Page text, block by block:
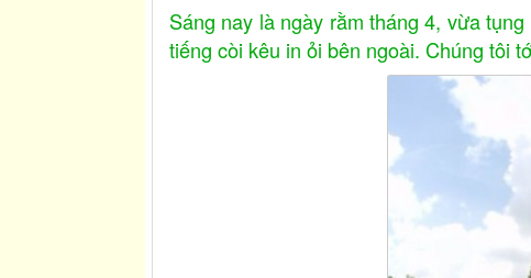
Sáng nay là ngày rằm tháng 4, vừa
tiếng còi kêu in ỏi bên ngoài. Chúng tôi